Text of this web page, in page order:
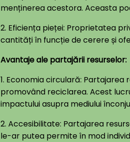
menținerea acestora. Aceasta
2. Eficiența pieței: Proprietatea
cantități în funcție de cerere și
Avantaje ale partajării resurselor:
1. Economia circulară:
promovând reciclarea. Acest
impactului asupra mediului
2. Accesibilitate: Partajarea
le-ar putea permite în mod